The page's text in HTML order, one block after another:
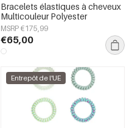
Bracelets élastiques à cheveux
Multicouleur Polyester
MSRP €175,99
€65,00
Entrepôt de l'UE